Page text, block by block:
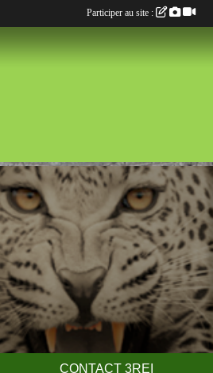
CONTACT 3REI
Participer au site :